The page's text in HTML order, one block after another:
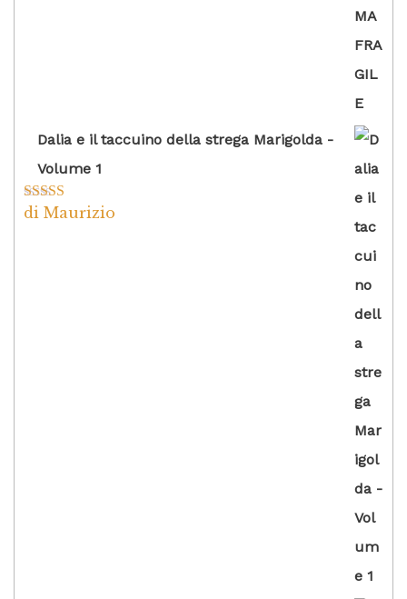
Dalia e il taccuino della strega Marigolda -
Volume 1
Valutato4
di Maurizio